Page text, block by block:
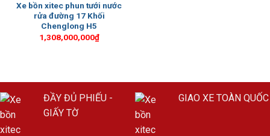
Xe bồn xitec phun tưới nước
rửa đường 17 Khối
Chenglong H5
1,308,000,000₫
ĐẦY ĐỦ PHIẾU -
GIẤY TỜ
GIAO XE TOÀN QUỐC